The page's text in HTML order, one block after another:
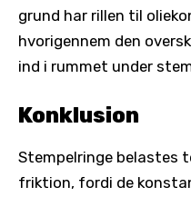
grund har rillen til
hvorigennem den
ind i rummet under
Konklusion
Stempelringe belastes
friktion, fordi de